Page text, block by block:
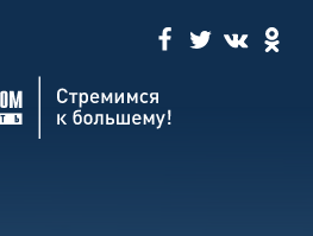
Продукты нефтехимии